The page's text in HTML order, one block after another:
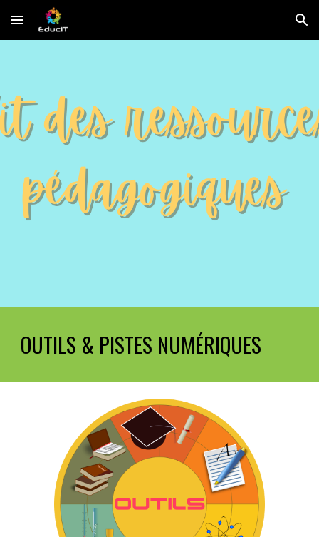
Skip to main content Skip to navigation
OUTILS & PISTES NUMÉRIQUES